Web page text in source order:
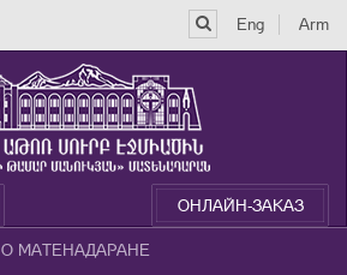
Eng Arm
ОНЛАЙН-ЗАКАЗ
О МАТЕНАДАРАНЕ